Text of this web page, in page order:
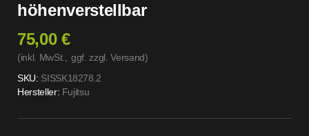
höhenverstellbar
75,00 €
(inkl. MwSt., ggf. zzgl. Versand)
SKU: SISSK18278.2
Hersteller: Fujitsu